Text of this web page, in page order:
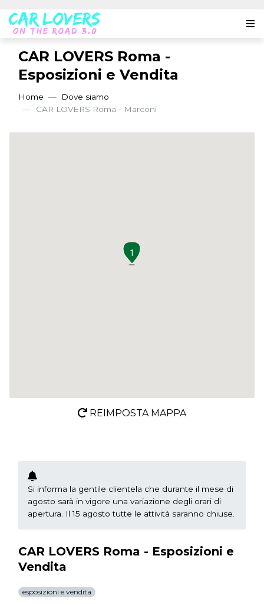
CAR LOVERS Roma -
Esposizioni e Vendita
Home
Dove siamo
CAR LOVERS Roma - Marconi
1
REIMPOSTA MAPPA
Si informa la gentile clientela che durante il mese di
agosto sarà in vigore una variazione degli orari di
apertura. Il 15 agosto tutte le attività saranno chiuse.
CAR LOVERS Roma - Esposizioni e
Vendita
esposizioni e vendita